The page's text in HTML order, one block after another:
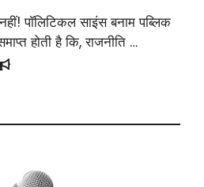
पॉलिटिकल साइंस बनाम पब्लिक
होती है कि, राजनीति …